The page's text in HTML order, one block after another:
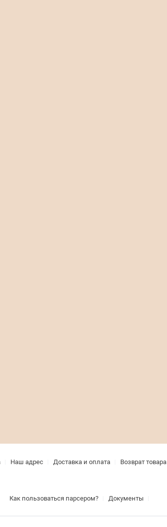
Наш адрес Доставка и оплата Возврат товара
Как пользоваться парсером? Документы